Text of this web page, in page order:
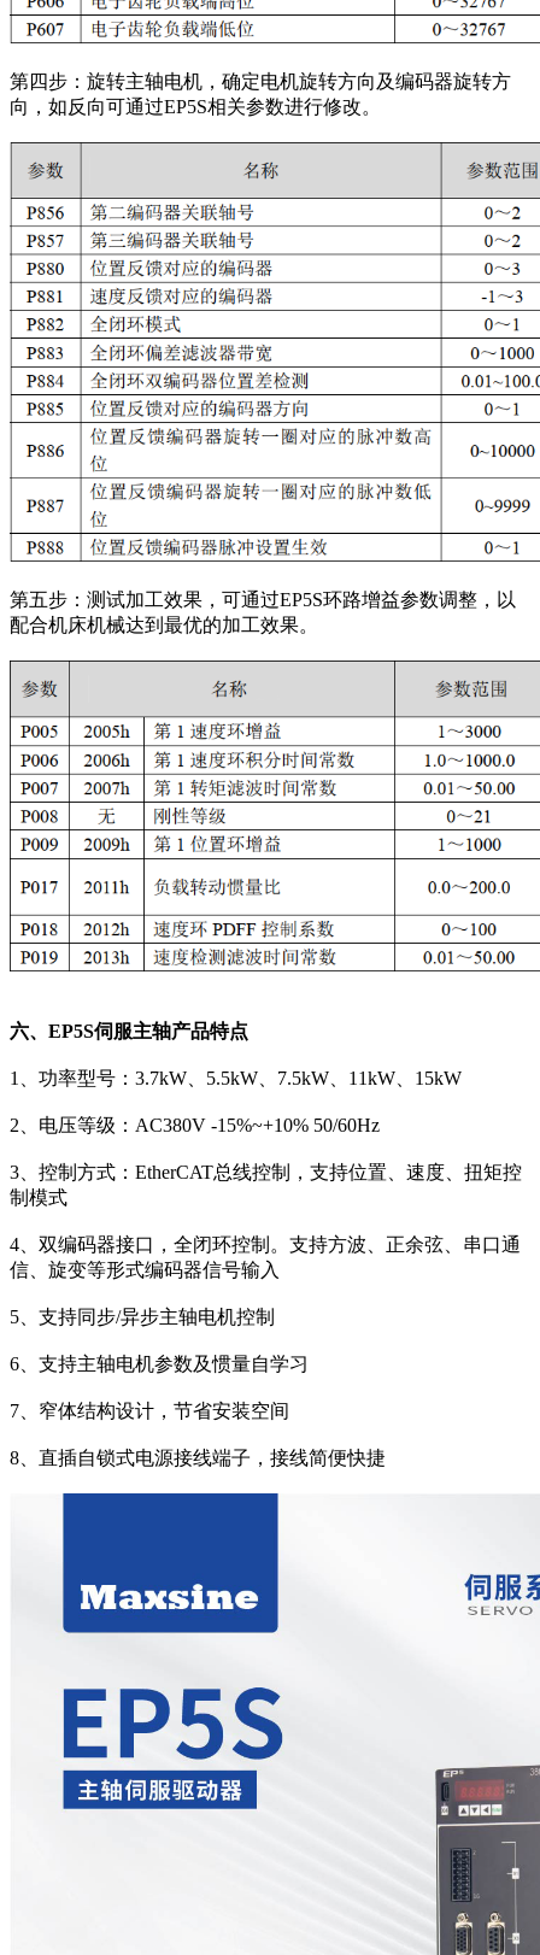
第四步：旋转主轴电机，确定电机旋转方向及编码器旋转方
向，如反向可通过EP5S相关参数进行修改。
第五步：测试加工效果，可通过EP5S环路增益参数调整，以
配合机床机械达到最优的加工效果。
六、EP5S伺服主轴产品特点
1、功率型号：3.7kW、5.5kW、7.5kW、11kW、15kW
2、电压等级：AC380V -15%~+10% 50/60Hz
3、控制方式：EtherCAT总线控制，支持位置、速度、扭矩控
制模式
4、双编码器接口，全闭环控制。支持方波、正余弦、串口通
信、旋变等形式编码器信号输入
5、支持同步/异步主轴电机控制
6、支持主轴电机参数及惯量自学习
7、窄体结构设计，节省安装空间
8、直插自锁式电源接线端子，接线简便快捷